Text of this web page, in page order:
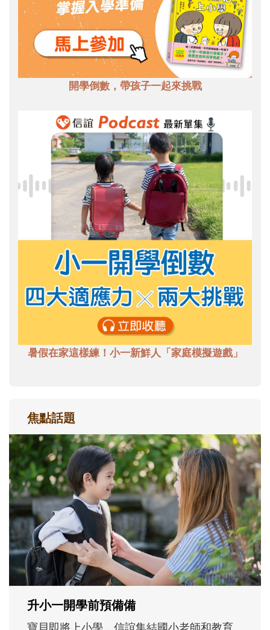
開學倒數，帶孩子一起來挑戰
暑假在家這樣練！小一新鮮人「家庭模擬遊戲」
焦點話題
和孩子一起長大的那個男人│讀懂父親的
不同模樣
沒有人天生就擅長當爸爸！男人總是在一次
次「前所未有」的體驗中，跟著孩子一起長
大。從給予安全感的肢體遊戲，到獨立自
主、角色認同及解決問題的能力養成。爸爸
正嘗試用不同的模樣，參與孩子每個重要的